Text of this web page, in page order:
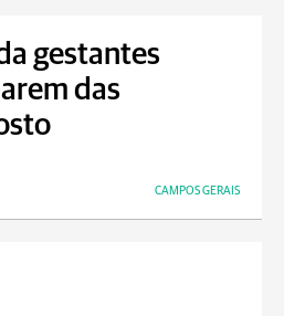
gestantes
das
CAMPOS GERAIS